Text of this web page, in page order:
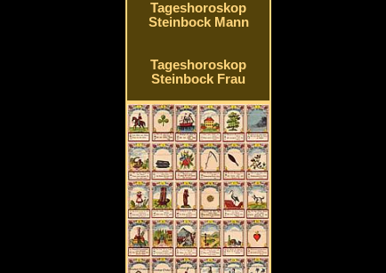
Tageshoroskop
Steinbock Mann
Tageshoroskop
Steinbock Frau